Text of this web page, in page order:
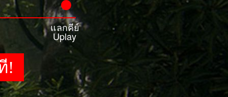
แลกคีย์
Uplay
!